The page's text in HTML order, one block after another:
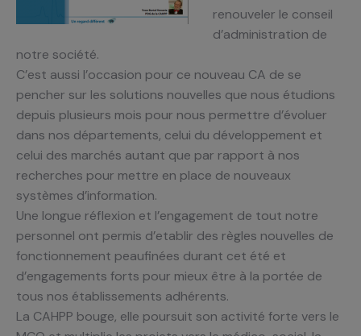
renouveler le conseil
d’administration de
notre société.
C’est aussi l’occasion pour ce nouveau CA de se
pencher sur les solutions nouvelles que nous étudions
depuis plusieurs mois pour nous permettre d’évoluer
dans nos départements, celui du développement et
celui des marchés autant que par rapport à nos
recherches pour mettre en place de nouveaux
systèmes d’information.
Une longue réflexion et l’engagement de tout notre
personnel ont permis d’etablir des règles nouvelles de
fonctionnement peaufinées durant cet été et
d’engagements forts pour mieux être à la portée de
tous nos établissements adhérents.
La CAHPP bouge, elle poursuit son activité forte vers le